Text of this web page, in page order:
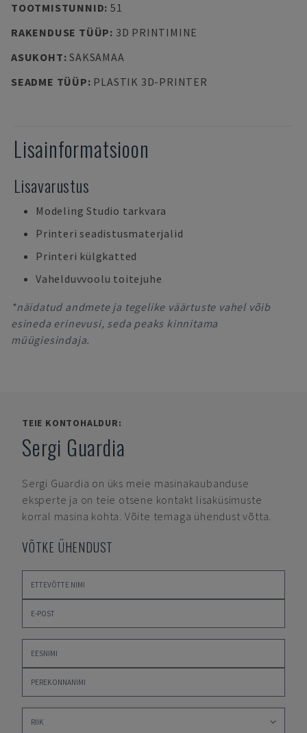
TOOTMISTUNNID: 51
RAKENDUSE TÜÜP: 3D PRINTIMINE
ASUKOHT:SAKSAMAA
SEADME TÜÜP: PLASTIK 3D-PRINTER
Lisainformatsioon
Lisavarustus
Modeling Studio tarkvara
Printeri seadistusmaterjalid
Printeri külgkatted
Vahelduvvoolu toitejuhe
*näidatud andmete ja tegelike väärtuste vahel võib
esineda erinevusi, seda peaks kinnitama
müügiesindaja.
TEIE KONTOHALDUR:
Sergi Guardia
Sergi Guardia on üks meie masinakaubanduse
eksperte ja on teie otsene kontakt lisaküsimuste
korral masina kohta. Võite temaga ühendust võtta.
VÕTKE ÜHENDUST